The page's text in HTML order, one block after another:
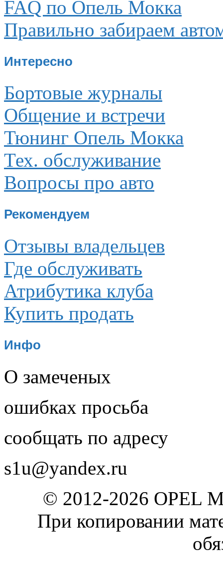
FAQ по Опель Мокка
Правильно забираем
Интересно
Бортовые журналы
Общение и встречи
Тюнинг Опель Мокка
Тех. обслуживание
Вопросы про авто
Рекомендуем
Отзывы владельцев
Где обслуживать
Атрибутика клуба
Купить продать
Инфо
О замеченых
ошибках просьба
сообщать по адресу
s1u@yandex.ru
© 2012-2026 OPEL
При копировании